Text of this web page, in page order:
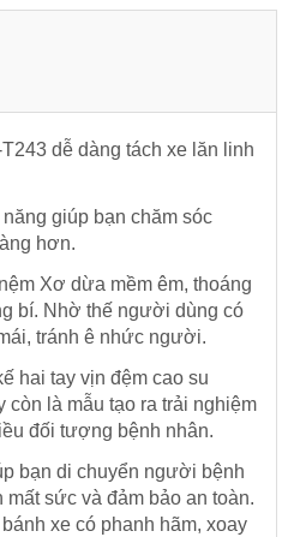
dễ dàng tách xe lăn linh
năng giúp bạn chăm sóc
hơn.
Xơ dừa mềm êm, thoáng
bí. Nhờ thế người dùng có
tránh ê nhức người.
hai tay vịn đệm cao su
còn là mẫu tạo ra trải nghiệm
đối tượng bệnh nhân.
bạn di chuyển người bệnh
mất sức và đảm bảo an toàn.
xe có phanh hãm, xoay